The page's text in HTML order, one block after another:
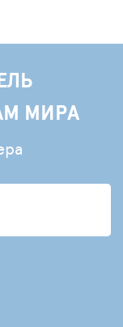
МИРА